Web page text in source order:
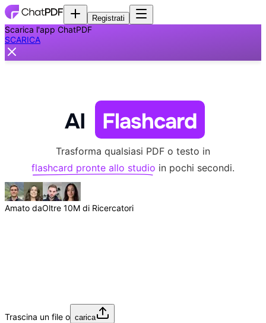
Registrati
Scarica l'app ChatPDF
SCARICA
AI Flashcard
Trasforma qualsiasi PDF o testo in
flashcard pronte allo studio in pochi secondi.
Amato daOltre 10M di Ricercatori
Trascina un file o carica